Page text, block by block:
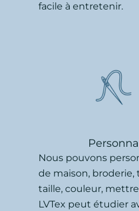
facile à entretenir.
Nous pouvons
de maison, broderie,
taille, couleur,
LVTex peut étudier